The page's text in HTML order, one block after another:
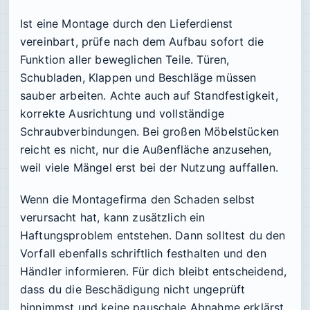
Ist eine Montage durch den Lieferdienst
vereinbart, prüfe nach dem Aufbau sofort die
Funktion aller beweglichen Teile. Türen,
Schubladen, Klappen und Beschläge müssen
sauber arbeiten. Achte auch auf Standfestigkeit,
korrekte Ausrichtung und vollständige
Schraubverbindungen. Bei großen Möbelstücken
reicht es nicht, nur die Außenfläche anzusehen,
weil viele Mängel erst bei der Nutzung auffallen.
Wenn die Montagefirma den Schaden selbst
verursacht hat, kann zusätzlich ein
Haftungsproblem entstehen. Dann solltest du den
Vorfall ebenfalls schriftlich festhalten und den
Händler informieren. Für dich bleibt entscheidend,
dass du die Beschädigung nicht ungeprüft
hinnimmst und keine pauschale Abnahme erklärst,